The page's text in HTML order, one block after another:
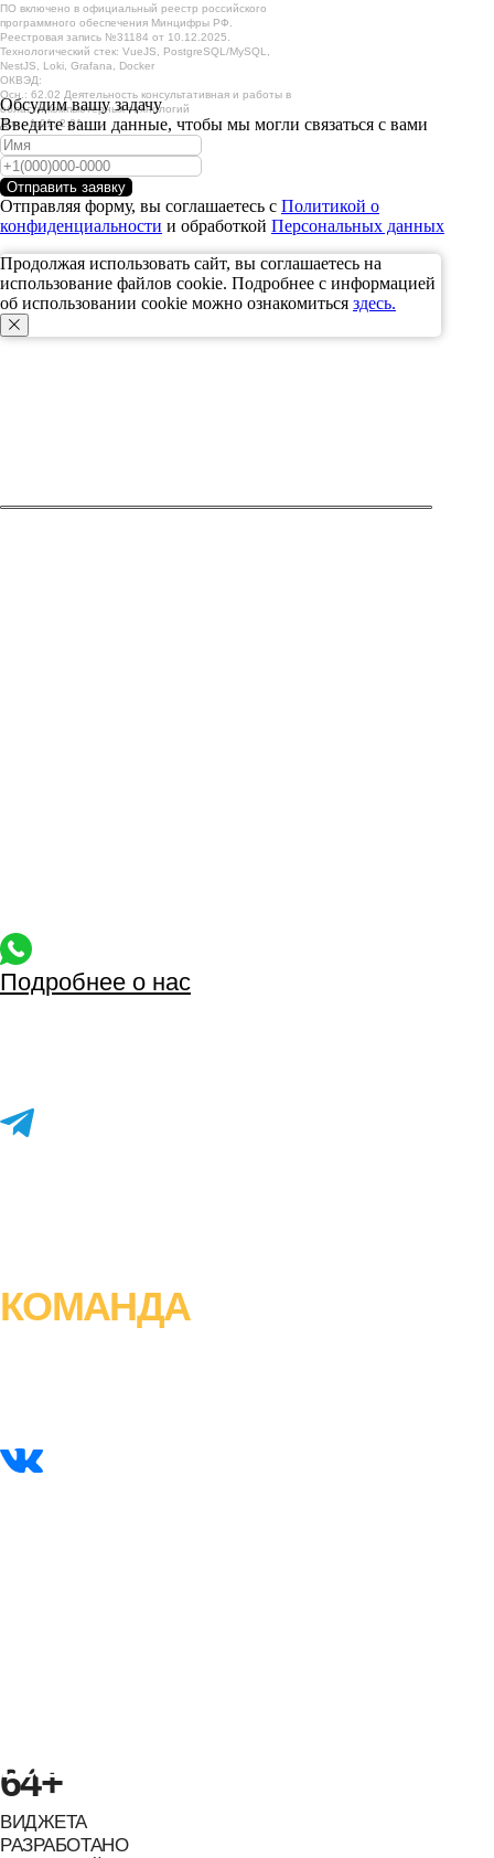
ПО включено в официальный реестр российского
программного обеспечения Минцифры РФ.
Реестровая запись №31184 от 10.12.2025.
Технологический стек: VueJS, PostgreSQL/MySQL,
NestJS, Loki, Grafana, Docker
ОКВЭД:
Осн.: 62.02 Деятельность консультативная и работы в
области компьютерных технологий
Доп.: 1.01, 2.01.
Команда системных аналитиков
найдет решение любых ваших
задач
Оставьте заявку и мы поможем вам с
настройкой виджета
Помощь с настройкой
Обсудим вашу задачу
Введите ваши данные, чтобы мы могли связаться с вами
Отправить заявку
Отправляя форму, вы соглашаетесь с Политикой о
конфиденциальности и обработкой Персональных данных
Продолжая использовать сайт, вы соглашаетесь на
использование файлов cookie. Подробнее с информацией
об использовании cookie можно ознакомиться здесь.